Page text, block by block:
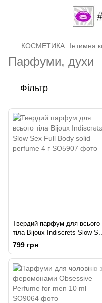
КОСМЕТИКА Інтимна
Парфуми, духи
Фільтр
Твердий парфум для всього
тіла Bijoux Indiscrets Slow
Full Body solid perfume 4 г
799 грн